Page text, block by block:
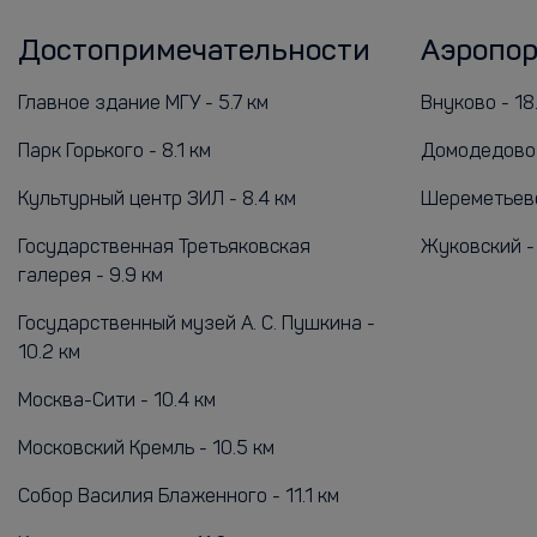
Достопримечательности
Главное здание МГУ - 5.7 км
Парк Горького - 8.1 км
Культурный центр ЗИЛ - 8.4 км
Государственная Третьяковская
галерея - 9.9 км
Государственный музей А. С. Пушкина -
10.2 км
Москва-Сити - 10.4 км
Московский Кремль - 10.5 км
Собор Василия Блаженного - 11.1 км
Внуково -
Домодедово
Жуковский -